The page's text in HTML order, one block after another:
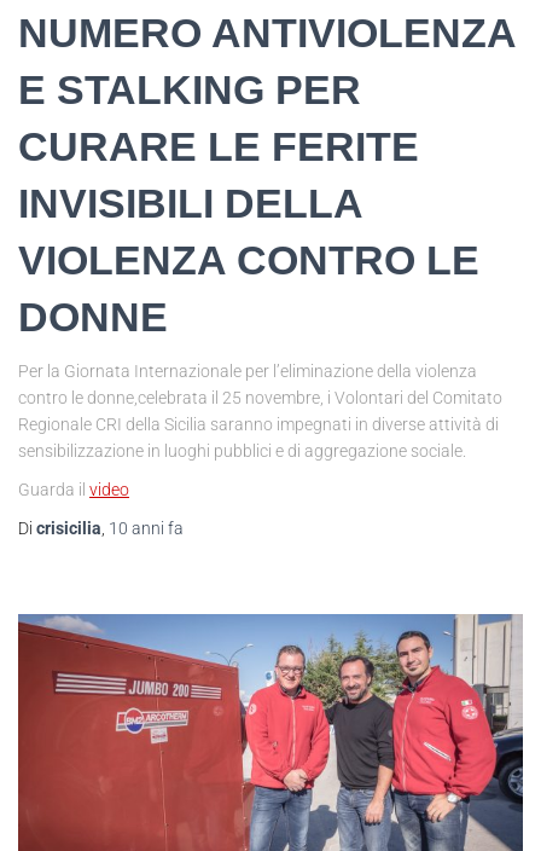
NUMERO ANTIVIOLENZA
E STALKING PER
CURARE LE FERITE
INVISIBILI DELLA
VIOLENZA CONTRO LE
DONNE
Per la Giornata Internazionale per l’eliminazione della violenza
contro le donne,celebrata il 25 novembre, i Volontari del Comitato
Regionale CRI della Sicilia saranno impegnati in diverse attività di
sensibilizzazione in luoghi pubblici e di aggregazione sociale.
Guarda il video
Di crisicilia 10 anni fa